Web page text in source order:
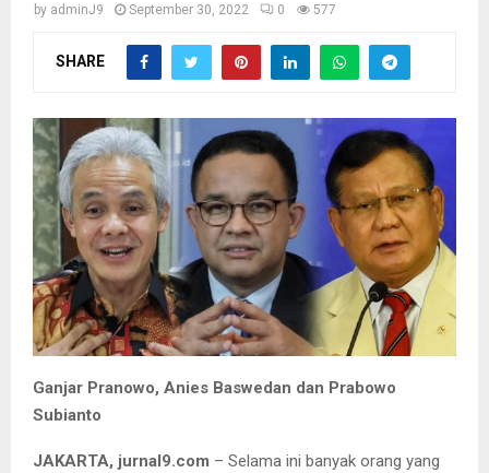
by adminJ9 September 30, 2022 0 577
SHARE
Ganjar Pranowo, Anies Baswedan dan Prabowo
Subianto
JAKARTA, jurnal9.com – Selama ini banyak orang yang